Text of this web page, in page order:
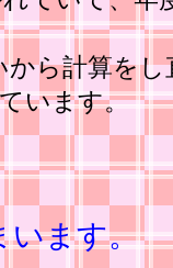
ら計算を
います。
います。